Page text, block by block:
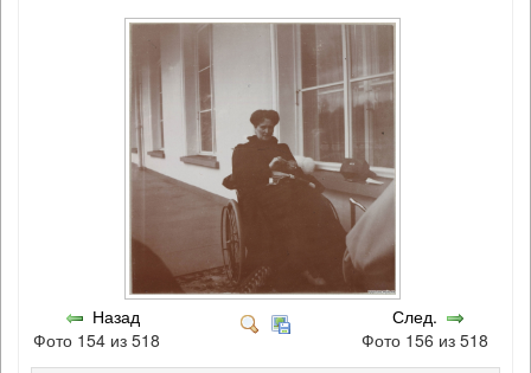
Назад
Фото 154 из 518
След.
Фото 156 из 518